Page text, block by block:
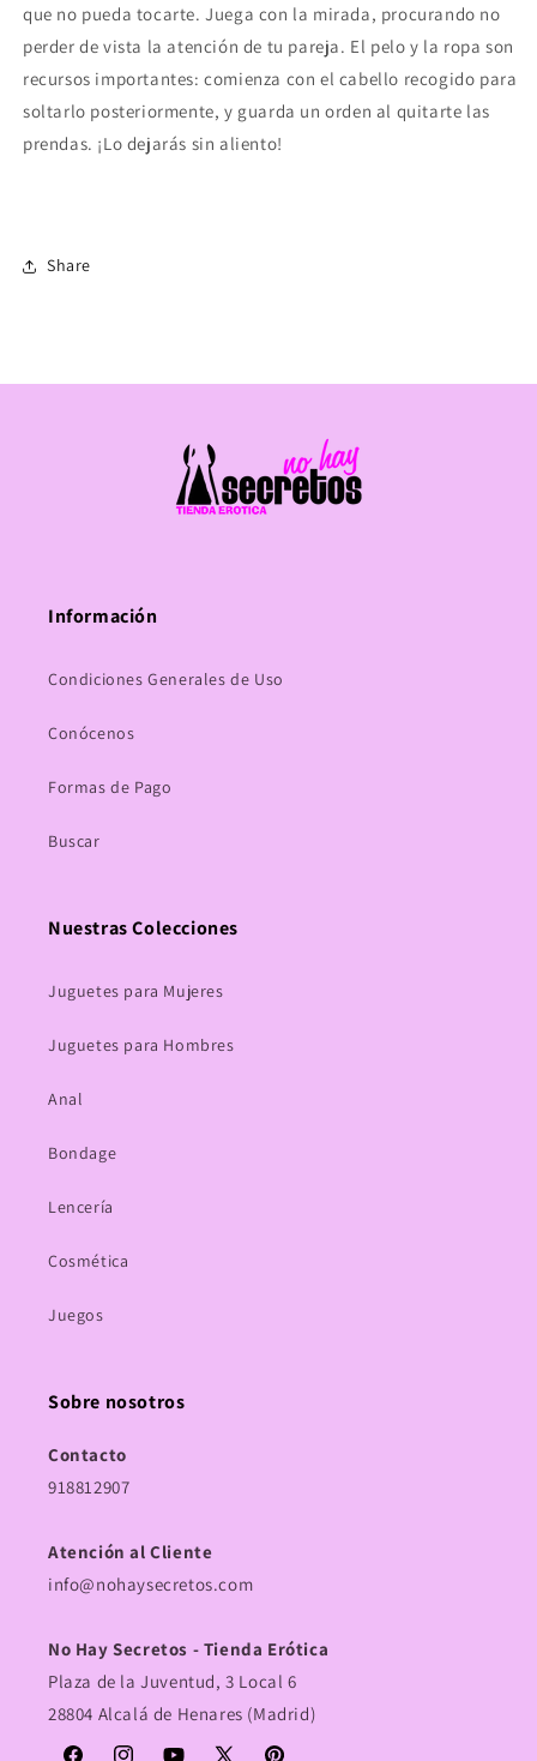
que no pueda tocarte. Juega con la mirada, procurando no
perder de vista la atención de tu pareja. El pelo y la ropa son
recursos importantes: comienza con el cabello recogido para
soltarlo posteriormente, y guarda un orden al quitarte las
prendas. ¡Lo dejarás sin aliento!
Share
Información
Condiciones Generales de Uso
Conócenos
Formas de Pago
Buscar
Nuestras Colecciones
Juguetes para Mujeres
Juguetes para Hombres
Anal
Bondage
Lencería
Cosmética
Juegos
Sobre nosotros
Contacto
918812907
Atención al Cliente
info@nohaysecretos.com
No Hay Secretos - Tienda Erótica
Plaza de la Juventud, 3 Local 6
28804 Alcalá de Henares (Madrid)